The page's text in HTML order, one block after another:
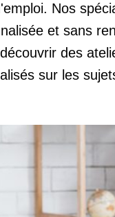
Nos
et sans
des
sur les